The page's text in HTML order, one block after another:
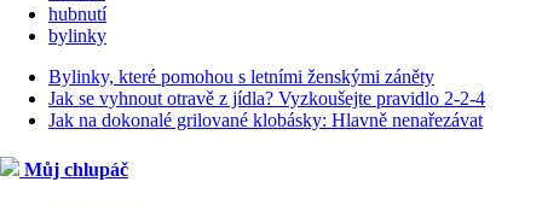
hubnutí
bylinky
Bylinky, které pomohou s letními ženskými záněty
Jak se vyhnout otravě z jídla? Vyzkoušejte pravidlo 2-2-4
Jak na dokonalé grilované klobásky: Hlavně nenařezávat
Můj chlupáč